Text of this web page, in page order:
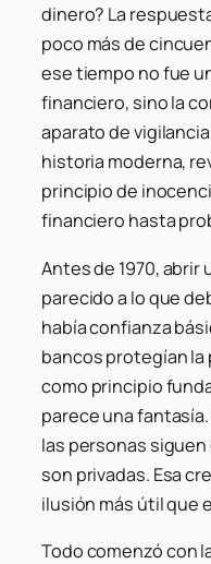
dinero? La
poco más de
ese tiempo no fue
financiero, sino la
aparato de
historia moderna,
principio de
financiero hasta
Antes de 1970, abrir
parecido a lo que
había confianza
bancos protegían
como principio
parece una
las personas
son privadas. Esa
ilusión más útil que
Todo comenzó con